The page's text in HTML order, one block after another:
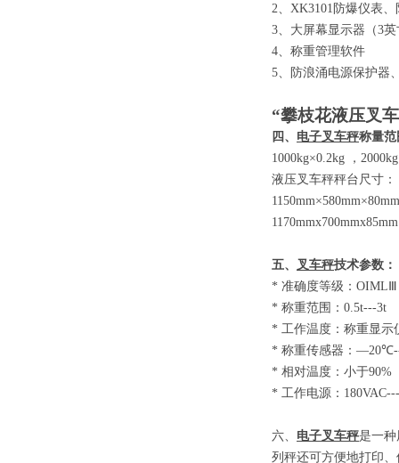
2、 XK3101 防爆仪表
3、大屏幕显示器 （3英
4、称重管理软件
5、防浪涌电源保护器
“攀枝花液压叉
四、 电子叉车秤称量范
1000kg×0.2kg
，
液压叉车秤秤台尺寸：
1150mm×580mm×80mm
1170mmx700mmx85mm
五、 叉车秤技术参数 ：
* 准确度等级：
* 称重范围：
* 工作温度：称重显示
* 称重传感器：
* 相对温度：小于
* 工作电源：
六、 电子叉车秤是一
列秤还可方便地打印